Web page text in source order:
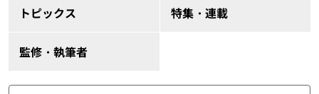
トピックス 特集・連載
監修・執筆者